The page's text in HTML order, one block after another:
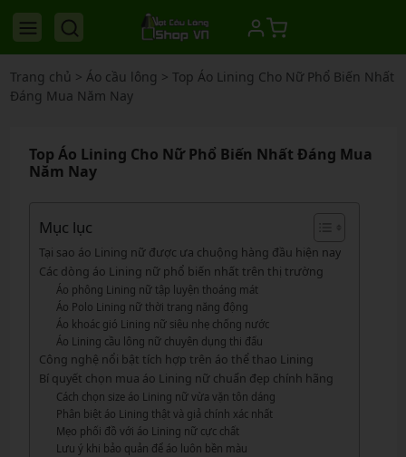
Trang chủ > Áo cầu lông > Top Áo Lining Cho Nữ Phổ Biến Nhất
Đáng Mua Năm Nay
Top Áo Lining Cho Nữ Phổ Biến Nhất Đáng Mua
Năm Nay
Mục lục
Tại sao áo Lining nữ được ưa chuộng hàng đầu hiện nay
Các dòng áo Lining nữ phổ biến nhất trên thị trường
Áo phông Lining nữ tập luyện thoáng mát
Áo Polo Lining nữ thời trang năng động
Áo khoác gió Lining nữ siêu nhẹ chống nước
Áo Lining cầu lông nữ chuyên dụng thi đấu
Công nghệ nổi bật tích hợp trên áo thể thao Lining
Bí quyết chọn mua áo Lining nữ chuẩn đẹp chính hãng
Cách chọn size áo Lining nữ vừa vặn tôn dáng
Phân biệt áo Lining thật và giả chính xác nhất
Mẹo phối đồ với áo Lining nữ cực chất
Lưu ý khi bảo quản để áo luôn bền màu